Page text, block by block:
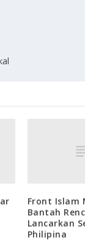
Front Islam
Bantah
Lancarkan
Philipina